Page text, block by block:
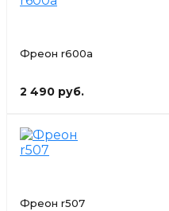
Фреон r600a
2 490 руб.
Фреон r507